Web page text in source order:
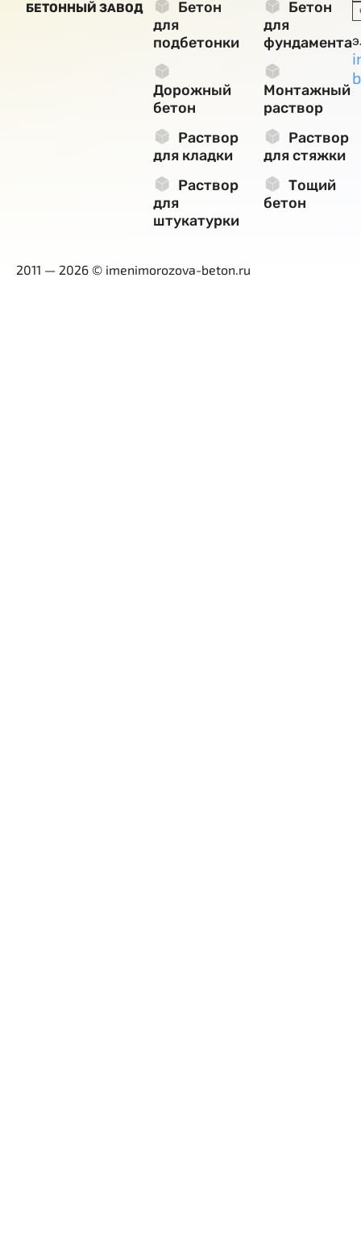
БЕТОННЫЙ ЗАВОД
Бетон
для
подбетонки
Бетон
для
фундамента
Дорожный
бетон
Монтажный
раствор
Раствор
для кладки
Раствор
для стяжки
Раствор
для
штукатурки
Тощий
бетон
2011 — 2026 © imenimorozova-beton.ru